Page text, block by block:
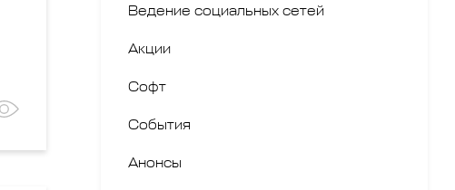
Ведение социальных сетей
Акции
Софт
События
Анонсы